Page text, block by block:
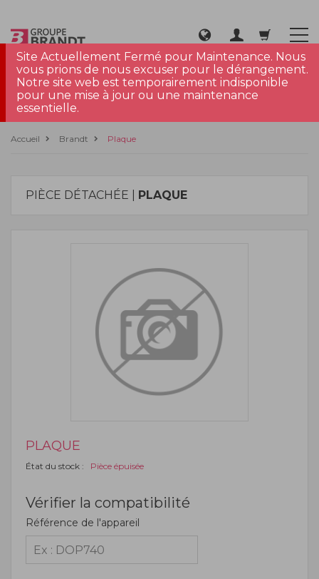
Site Actuellement Fermé pour Maintenance. Nous
vous prions de nous excuser pour le dérangement.
Notre site web est temporairement indisponible
pour une mise à jour ou une maintenance
essentielle.
Accueil Brandt Plaque
PIÈCE DÉTACHÉE | PLAQUE
PLAQUE
État du stock : Pièce épuisée
Vérifier la compatibilité
Référence de l'appareil